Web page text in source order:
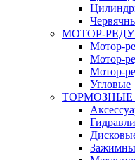
МОТОР-
Мотор-
Мотор-
Мотор-
Угловые